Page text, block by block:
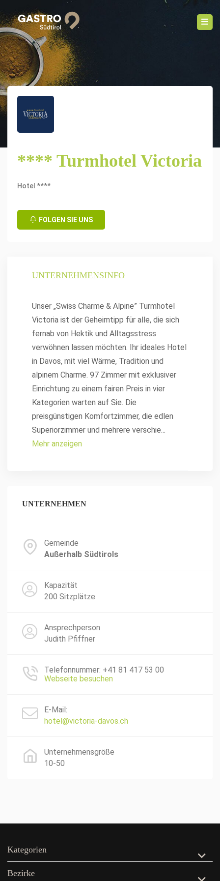
**** Turmhotel Victoria
Hotel ****
FOLGEN SIE UNS
UNTERNEHMENSINFO
Unser „Swiss Charme & Alpine” Turmhotel
Victoria ist der Geheimtipp für alle, die sich
fernab von Hektik und Alltagsstress
verwöhnen lassen möchten. Ihr ideales Hotel
in Davos, mit viel Wärme, Tradition und
alpinem Charme. 97 Zimmer mit exklusiver
Einrichtung zu einem fairen Preis in vier
Kategorien warten auf Sie. Die
preisgünstigen Komfortzimmer, die edlen
Superiorzimmer und mehrere verschie...
Mehr anzeigen
UNTERNEHMEN
Gemeinde
Außerhalb Südtirols
Kapazität
200 Sitzplätze
Ansprechperson
Judith Pfiffner
Telefonnummer: +41 81 417 53 00
Webseite besuchen
E-Mail:
hotel@victoria-davos.ch
Unternehmensgröße
10-50
Kategorien
Bezirke